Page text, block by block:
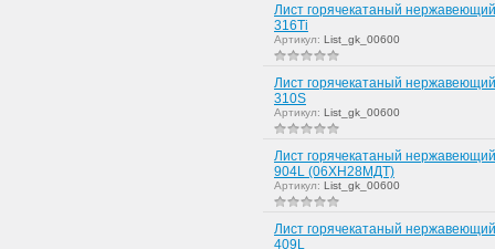
Лист горячекатаный
316Ti
Артикул: List_gk_00600
Лист горячекатаный
310S
Артикул: List_gk_00600
Лист горячекатаный
904L (06ХН28МДТ)
Артикул: List_gk_00600
Лист горячекатаный
409L